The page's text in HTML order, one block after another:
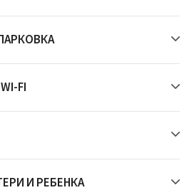
FI
И РЕБЕНКА